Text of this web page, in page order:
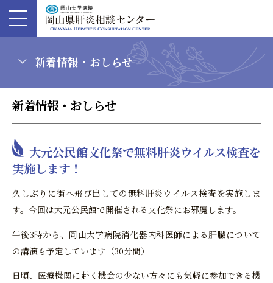
新着情報・おしらせ
新着情報・おしらせ
大元公民館文化祭で無料肝炎ウイルス検査を
実施します！
久しぶりに街へ飛び出しての無料肝炎ウイルス検査を実施しま
す。今回は大元公民館で開催される文化祭にお邪魔します。
午後3時から、岡山大学病院消化器内科医師による肝臓について
の講演も予定しています（30分間）
日頃、医療機関に赴く機会の少ない方々にも気軽に参加できる機